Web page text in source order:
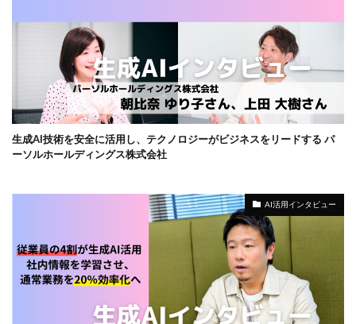
生成AI技術を安全に活用し、テクノロジーがビジネスをリードする パ
ーソルホールディングス株式会社
AI活用インタビュー